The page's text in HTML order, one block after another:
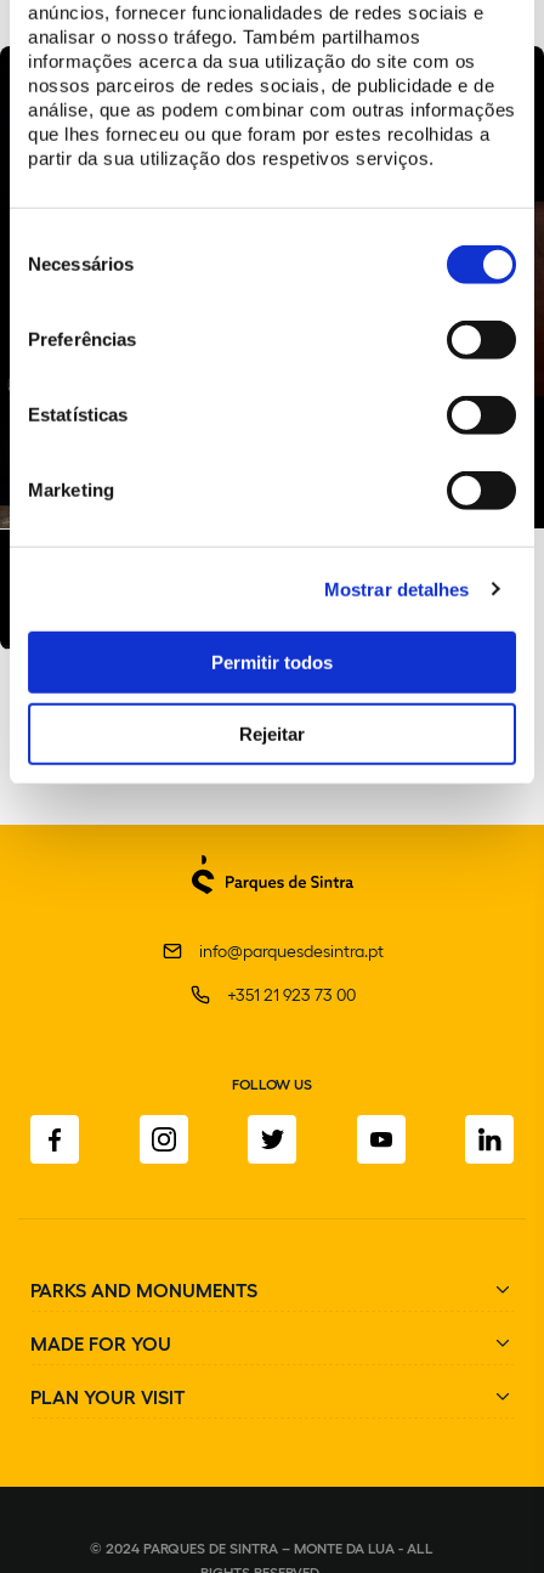
anúncios, fornecer funcionalidades de redes sociais e
analisar o nosso tráfego. Também partilhamos
informações acerca da sua utilização do site com os
nossos parceiros de redes sociais, de publicidade e de
análise, que as podem combinar com outras informações
que lhes forneceu ou que foram por estes recolhidas a
partir da sua utilização dos respetivos serviços.
Necessários
Preferências
Estatísticas
Marketing
Mostrar detalhes
Permitir todos
Rejeitar
info@parquesdesintra.pt
+351 21 923 73 00
FOLLOW US
PARKS AND MONUMENTS
MADE FOR YOU
PLAN YOUR VISIT
© 2024 PARQUES DE SINTRA – MONTE DA LUA - ALL